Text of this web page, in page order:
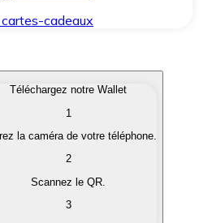
cadeaux
qui vous intéressent
en monnaie
Téléchargez notre Wallet
1
la caméra de votre téléphone.
2
Scannez le QR.
3